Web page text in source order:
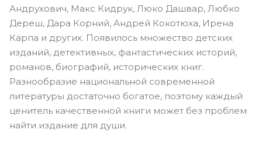
Андрухович, Макс Кидрук, Люко Дашвар, Любко
Дереш, Дара Корний, Андрей Кокотюха, Ирена
Карпа и других. Появилось множество детских
изданий, детективных, фантастических историй,
романов, биографий, исторических книг.
Разнообразие национальной современной
литературы достаточно богатое, поэтому каждый
ценитель качественной книги может без проблем
найти издание для души.